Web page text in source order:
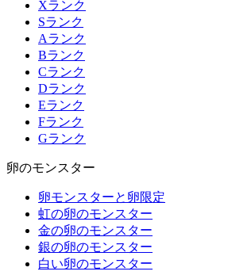
Xランク
Sランク
Aランク
Bランク
Cランク
Dランク
Eランク
Fランク
Gランク
卵のモンスター
卵モンスターと卵限定
虹の卵のモンスター
金の卵のモンスター
銀の卵のモンスター
白い卵のモンスター